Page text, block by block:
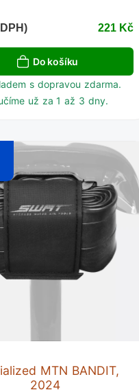
221 Kč
Do košíku
s dopravou zdarma.
už za 1 až 3 dny.
MTN BANDIT,
2024